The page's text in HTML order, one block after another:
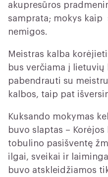
akupresūros
samprata; mokys kaip
nemigos.
Meistras kalba
bus verčiama į lietuvių
pabendrauti su
kalbos, taip pat
Kuksando mokymas
buvo slaptas –
tobulino pasišventę
ilgai, sveikai ir
buvo atskleidžiamos